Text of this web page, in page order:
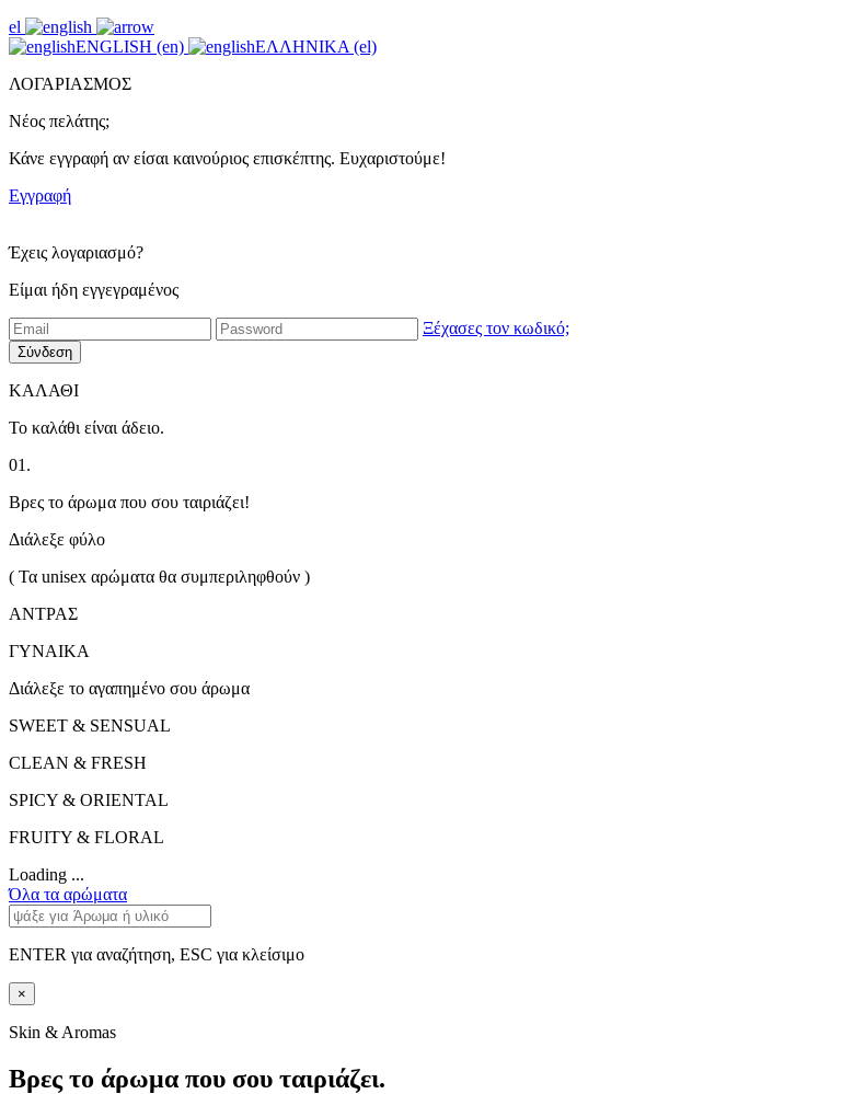
el
ENGLISH (en)
ΕΛΛΗΝΙΚΑ (el)
ΛΟΓΑΡΙΑΣΜΟΣ
Νέος πελάτης;
Κάνε εγγραφή αν είσαι καινούριος επισκέπτης. Ευχαριστούμε!
Εγγραφή
Έχεις λογαριασμό?
Είμαι ήδη εγγεγραμένος
Ξέχασες τον κωδικό;
Σύνδεση
ΚΑΛΑΘΙ
Το καλάθι είναι άδειο.
01.
Βρες το άρωμα που σου ταιριάζει!
Διάλεξε φύλο
( Τα unisex αρώματα θα συμπεριληφθούν )
ΑΝΤΡΑΣ
ΓΥΝΑΙΚΑ
Διάλεξε το αγαπημένο σου άρωμα
SWEET & SENSUAL
CLEAN & FRESH
SPICY & ORIENTAL
FRUITY & FLORAL
Loading ...
Όλα τα αρώματα
ENTER για αναζήτηση, ESC για κλείσιμο
×
Skin & Aromas
Βρες το άρωμα που σου ταιριάζει.